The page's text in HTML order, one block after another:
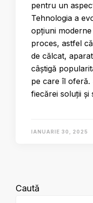
pentru un
Tehnologia a
opțiuni
proces, astfel
de călcat,
câștigă
pe care îl oferă.
fiecărei soluții și
IANUARIE 30, 2025
Caută